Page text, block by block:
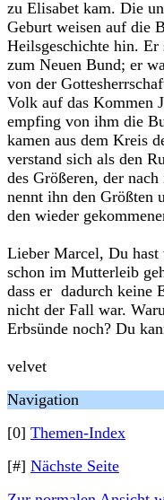
zu Elisabet kam. Die
Geburt weisen auf die
Heilsgeschichte hin.
zum Neuen Bund; er
von der
Volk auf das Kommen
empfing von ihm die
kamen aus dem Kreis
verstand sich als den
des Größeren, der
nennt ihn den Größten
den wieder
Lieber Marcel, Du
schon im Mutterleib
dass er dadurch keine
nicht der Fall war.
Erbsünde noch? Du
velvet
Navigation
[0] Themen-Index
[#] Nächste Seite